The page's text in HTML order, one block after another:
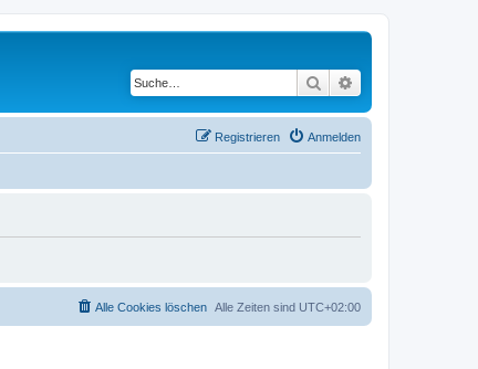
Suche
Anmelden
Registrieren
Alle Zeiten sind UTC+02:00
Alle Cookies löschen